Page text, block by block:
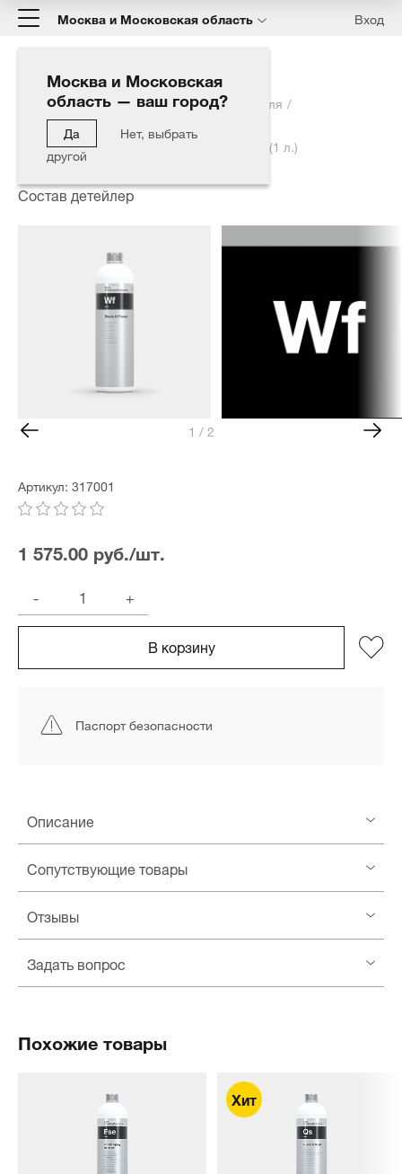
Москва и Московская область
Москва и Московская
область — ваш город?
Да
Нет, выбрать
другой
Вход
Главная Каталог Полировка автомобиля
Состав детейлер
Wash & Finish - Мойка без воды + защита (1 л.)
Состав детейлер
1 / 2
Артикул: 317001
1 575.00 руб./шт.
-
+
В корзину
Паспорт безопасности
Описание
Сопутствующие товары
Отзывы
Задать вопрос
Похожие товары